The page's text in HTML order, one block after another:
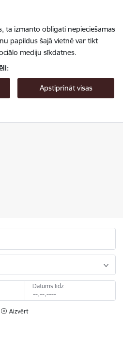
tā izmanto obligāti nepieciešamās
papildus šajā vietnē var tikt
mediju sīkdatnes.
Apstiprināt visas
Datums līdz
Aizvērt